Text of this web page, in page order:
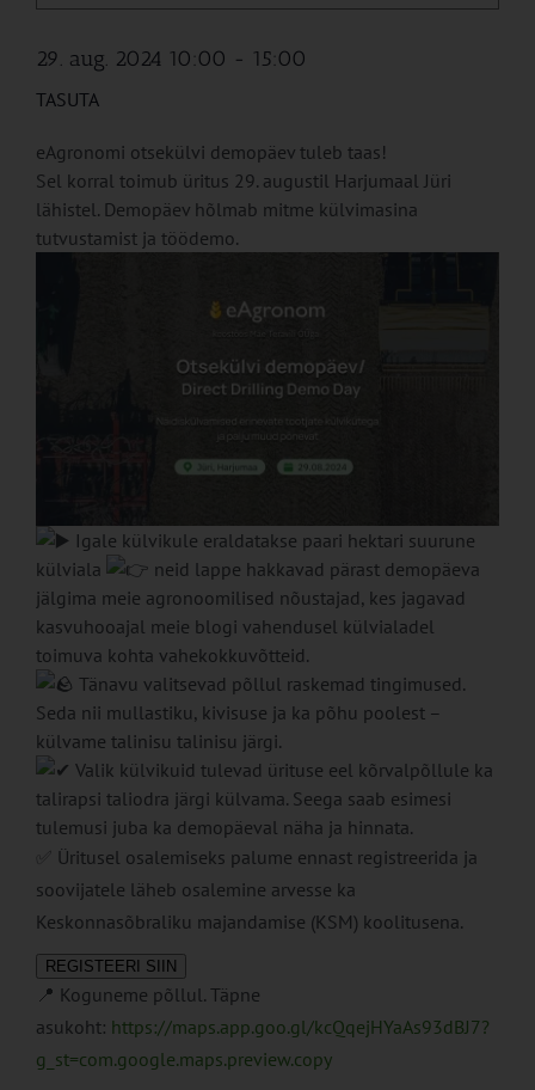
29. aug. 2024 10:00 - 15:00
TASUTA
eAgronomi otsekülvi demopäev tuleb taas!
Sel korral toimub üritus 29. augustil Harjumaal Jüri
lähistel. Demopäev hõlmab mitme külvimasina
tutvustamist ja töödemo.
Igale külvikule eraldatakse paari hektari suurune
külviala
neid lappe hakkavad pärast demopäeva
jälgima meie agronoomilised nõustajad, kes jagavad
kasvuhooajal meie blogi vahendusel külvialadel
toimuva kohta vahekokkuvõtteid.
Tänavu valitsevad põllul raskemad tingimused.
Seda nii mullastiku, kivisuse ja ka põhu poolest –
külvame talinisu talinisu järgi.
Valik külvikuid tulevad ürituse eel kõrvalpõllule ka
talirapsi taliodra järgi külvama. Seega saab esimesi
tulemusi juba ka demopäeval näha ja hinnata.
✅ Üritusel osalemiseks palume ennast registreerida ja
soovijatele läheb osalemine arvesse ka
Keskonnasõbraliku majandamise (KSM) koolitusena.
REGISTEERI SIIN
📍 Koguneme põllul. Täpne
asukoht: https://maps.app.goo.gl/kcQqejHYaAs93dBJ7?
g_st=com.google.maps.preview.copy